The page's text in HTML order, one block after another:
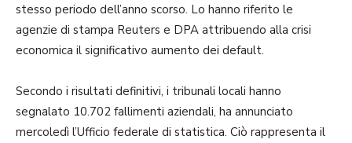
stesso periodo dell’anno scorso. Lo hanno riferito le
agenzie di stampa Reuters e DPA attribuendo alla crisi
economica il significativo aumento dei default.
Secondo i risultati definitivi, i tribunali locali hanno
segnalato 10.702 fallimenti aziendali, ha annunciato
mercoledì l’Ufficio federale di statistica. Ciò rappresenta il